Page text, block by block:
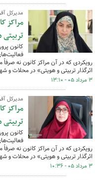
مدیرکل
مراکز
کانون
رویکردی که در آن مراکز کانون نه صرفاً
اثرگذار تربیتی و هویتی» در محلات و
۳ مرداد ۰۵ - ۱۳:۱۰
مدیرکل
مراکز
کانون
رویکردی که در آن مراکز کانون نه صرفاً
اثرگذار تربیتی و هویتی» در محلات و
۳ مرداد ۰۵ - ۱۰:۳۶